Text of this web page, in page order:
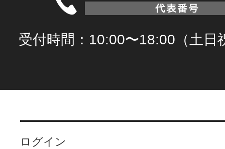
受付時間：10:00〜18:00（土日
ログイン